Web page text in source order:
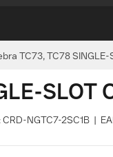
TC73, TC78 SINGLE-
SLOT
NGTC7-2SC1B |